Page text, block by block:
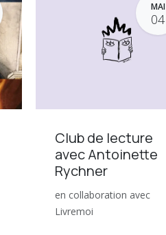
MAI
04
Club de lecture
avec Antoinette
Rychner
en collaboration avec
Livremoi